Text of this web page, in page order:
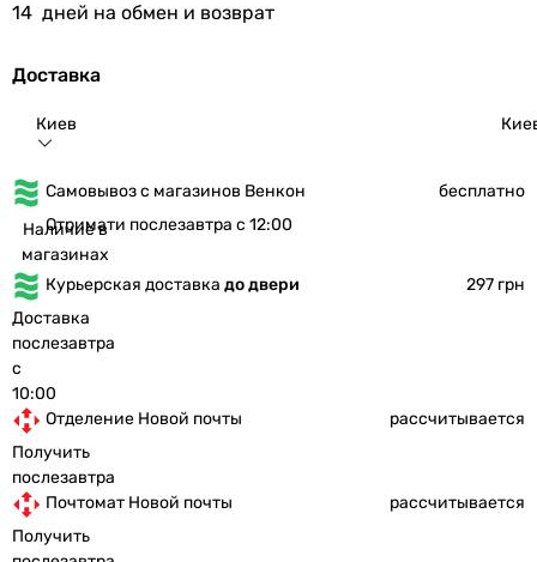
14 дней на обмен и возврат
Доставка
Киев
Самовывоз с магазинов Венкон
бесплатно
Наличие в
магазинах
Отримати послезавтра с 12:00
Курьерская доставка до двери
297 грн
Доставка
послезавтра
с
10:00
Отделение Новой почты
рассчитывается
Получить
послезавтра
Почтомат Новой почты
рассчитывается
Получить